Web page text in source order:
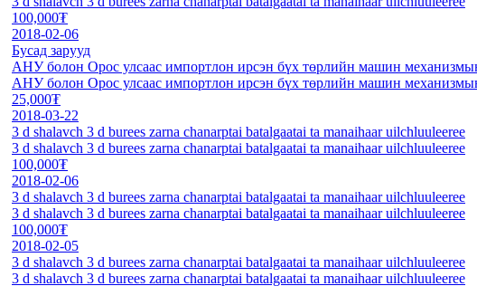
100,000₮
2018-02-06
Бусад зарууд
АНУ болон Орос улсаас импортлон ирсэн бүх төрлийн машин
АНУ болон Орос улсаас импортлон ирсэн бүх төрлийн машин
25,000₮
2018-03-22
3 d shalavch 3 d burees zarna chanarptai batalgaatai ta manaihaar uilchluuleeree
3 d shalavch 3 d burees zarna chanarptai batalgaatai ta manaihaar uilchluuleeree
100,000₮
2018-02-06
3 d shalavch 3 d burees zarna chanarptai batalgaatai ta manaihaar uilchluuleeree
3 d shalavch 3 d burees zarna chanarptai batalgaatai ta manaihaar uilchluuleeree
100,000₮
2018-02-05
3 d shalavch 3 d burees zarna chanarptai batalgaatai ta manaihaar uilchluuleeree
3 d shalavch 3 d burees zarna chanarptai batalgaatai ta manaihaar uilchluuleeree